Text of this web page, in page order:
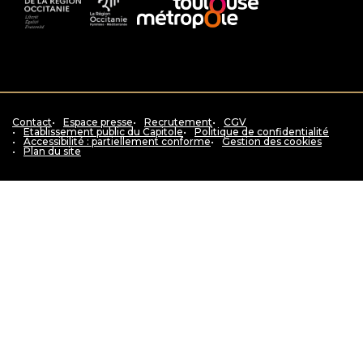
de
Région
Accès
au
Contact Espace presse Recrutement
CGV
Etablissement public du Capitole
Politique de confidentialité
Accessibilité : partiellement conforme
Gestion des cookies
Plan du site